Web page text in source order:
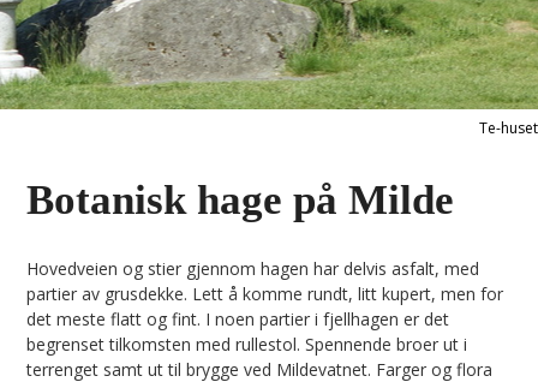
Te-huset
Botanisk hage på Milde
Hovedveien og stier gjennom hagen har delvis asfalt, med
partier av grusdekke. Lett å komme rundt, litt kupert, men for
det meste flatt og fint. I noen partier i fjellhagen er det
begrenset tilkomsten med rullestol. Spennende broer ut i
terrenget samt ut til brygge ved Mildevatnet. Farger og flora